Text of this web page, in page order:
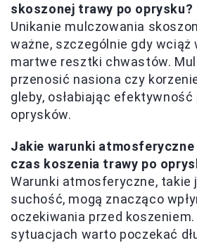
skoszonej trawy po oprysku?
Unikanie mulczowania
ważne, szczególnie gdy wciąż
martwe resztki chwastów.
przenosić nasiona czy
gleby, osłabiając efektywność
oprysków.
Jakie warunki atmosferyczne
czas koszenia trawy po
Warunki atmosferyczne, takie
suchość, mogą znacząco
oczekiwania przed
sytuacjach warto poczekać